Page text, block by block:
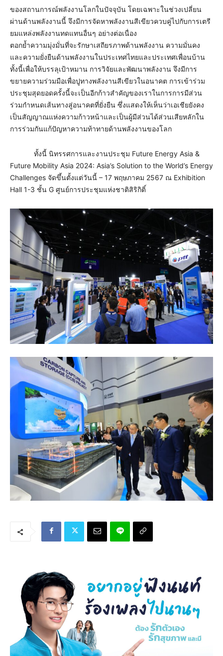
ของสถานการณ์พลังงานโลกในปัจจุบัน โดยเฉพาะในช่วงเปลี่ยน
ผ่านด้านพลังงานนี้ จึงมีการจัดหาพลังงานสีเขียวควบคู่ไปกับการเตรี
ยมแหล่งพลังงานทดแทนอื่นๆ อย่างต่อเนื่อง
ตอกย้ำความมุ่งมั่นที่จะรักษาเสถียรภาพด้านพลังงาน ความมั่นคง
และความยั่งยืนด้านพลังงานในประเทศไทยและประเทศเพื่อนบ้าน
ทั้งนี้เพื่อให้บรรลุเป้าหมาน การวิจัยและพัฒนาพลังงาน จึงมีการ
ขยายความร่วมมือเพื่อปูทางพลังงานสีเขียวในอนาคต การเข้าร่วม
ประชุมสุดยอดครั้งนี้จะเป็นอีกก้าวสำคัญของเราในการการมีส่วน
ร่วมกำหนดเส้นทางสู่อนาคตที่ยั่งยืน ซึ่งแสดงให้เห็นว่าเอเชียยังคง
เป็นสัญญาณแห่งความก้าวหน้าและเป็นผู้มีส่วนได้ส่วนเสียหลักใน
การร่วมกันแก้ปัญหาความท้าทายด้านพลังงานของโลก
ทั้งนี้ นิทรรศการและงานประชุม Future Energy Asia &
Future Mobility Asia 2024: Asia’s Solution to the World’s Energy
Challenges จัดขึ้นตั้งแต่วันนี้ – 17 พฤษภาคม 2567 ณ Exhibition
Hall 1-3 ชั้น G ศูนย์การประชุมแห่งชาติสิริกิติ์